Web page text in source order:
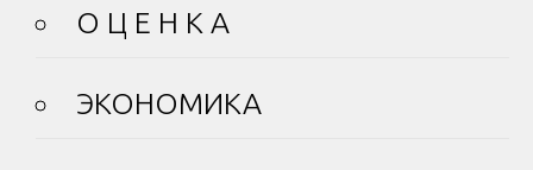
О Ц Е Н К А
ЭКОНОМИКА